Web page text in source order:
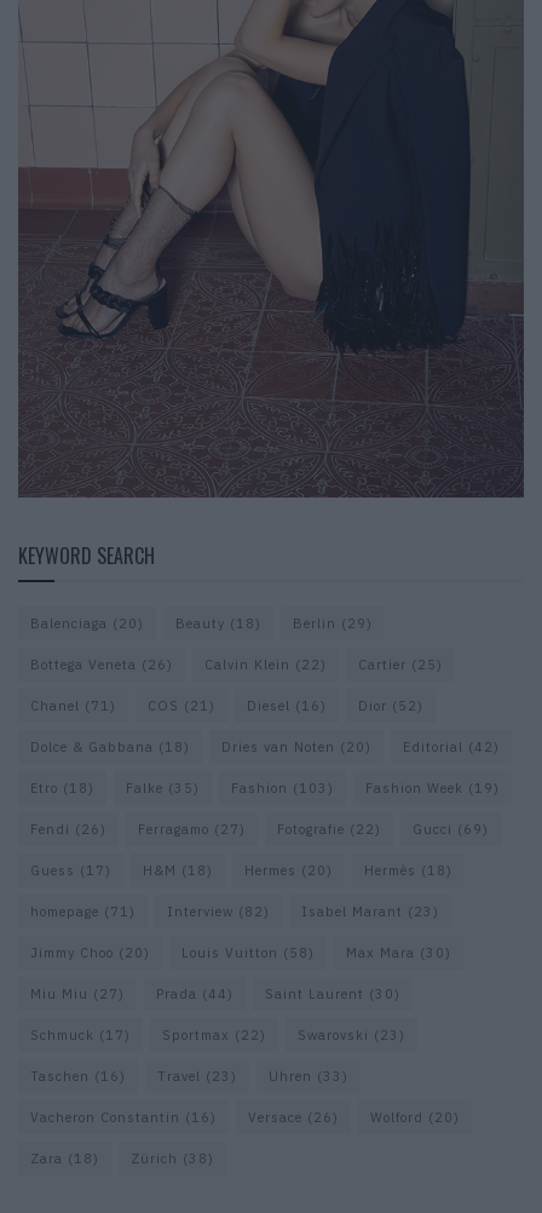
KEYWORD SEARCH
Balenciaga (20) Beauty (18) Berlin (29)
Bottega Veneta (26) Calvin Klein (22) Cartier (25)
Chanel (71) COS (21) Diesel (16) Dior (52)
Dolce & Gabbana (18) Dries van Noten (20) Editorial (42)
Etro (18) Falke (35) Fashion (103) Fashion Week (19)
Fendi (26) Ferragamo (27) Fotografie (22) Gucci (69)
Guess (17) H&M (18) Hermes (20) Hermès (18)
homepage (71) Interview (82) Isabel Marant (23)
Jimmy Choo (20) Louis Vuitton (58) Max Mara (30)
Miu Miu (27) Prada (44) Saint Laurent (30)
Schmuck (17) Sportmax (22) Swarovski (23)
Taschen (16) Travel (23) Uhren (33)
Vacheron Constantin (16) Versace (26) Wolford (20)
Zara (18) Zürich (38)